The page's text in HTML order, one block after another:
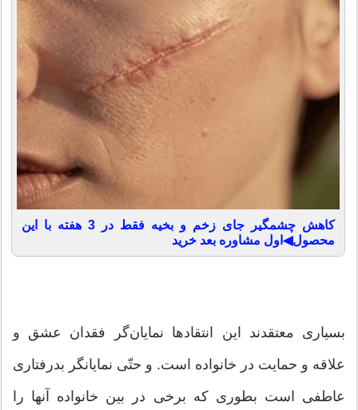
کاهش چشمگیر جای زخم و بخیه فقط در 3 هفته با این
محصول◀اول مشاوره بعد خرید
بسیاری معتقدند این انتقادها نمایان‌گر فقدان عشق و
علاقه و حمایت در خانواده است. و حتّی نمایانگر بدرفتاری
عاطفی است بطوری که برخی در بین خانواده آنها را